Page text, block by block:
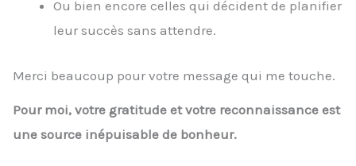
Ou bien encore celles qui décident de planifier
leur succès sans attendre.
Merci beaucoup pour votre message qui me touche.
Pour moi, votre gratitude et votre reconnaissance est
une source inépuisable de bonheur.